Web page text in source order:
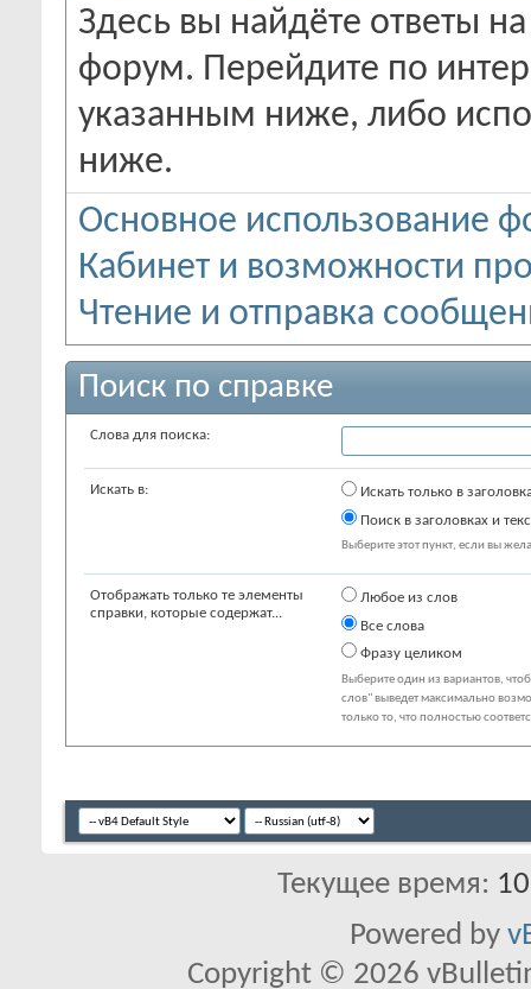
Здесь вы найдёте ответы
форум. Перейдите по
указанным ниже, либо
ниже.
Основное использование
Кабинет и возможности
Чтение и отправка
Поиск по справке
Слова для поиска:
Искать в:
Искать только в
Поиск в заголовках и
Выберите этот пункт, если вы
Отображать только те элементы
справки, которые содержат...
Любое из слов
Все слова
Фразу целиком
Выберите один из вариантов,
слов" выведет максимально
только то, что полностью
Текущее время:
Powered by
Copyright © 2026